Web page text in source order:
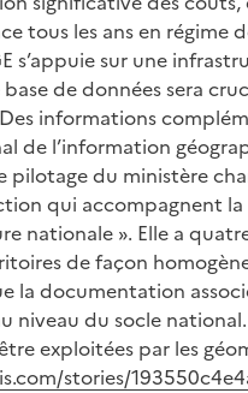
les ans en régime
s’appuie sur une
de données sera
informations
de l’information
pilotage du ministère
qui accompagnent
nationale ». Elle a
de façon
documentation
niveau du socle
exploitées par les
stories/